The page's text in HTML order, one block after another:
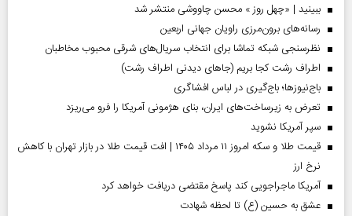
ببینید | «چهل روز » محسن چاووشی منتشر شد
رسانه‌های برون‌مرزی راویان جهانی اربعین
نظرسنجی شبکه تماشا برای انتخاب سریال‌های شرقی محبوب مخاطبان
اطراف رشت کجا بریم (جاهای دیدنی اطراف رشت)
باج‌نیوزها؛ باج‌گیری در لباس افشاگری
تعرض به زیرساخت‌های ایران، بنای هژمونی آمریکا را فرو می‌ریزد
سپر آمریکا نشوید
قیمت طلا و سکه امروز ۱۱ مرداد ۱۴۰۵ | افت قیمت طلا در بازار تهران با کاهش
نرخ ارز
آمریکا ماجراجویی کند پاسخ مقتضی دریافت خواهد کرد
عشق به حسین (ع) تا لحظه شهادت